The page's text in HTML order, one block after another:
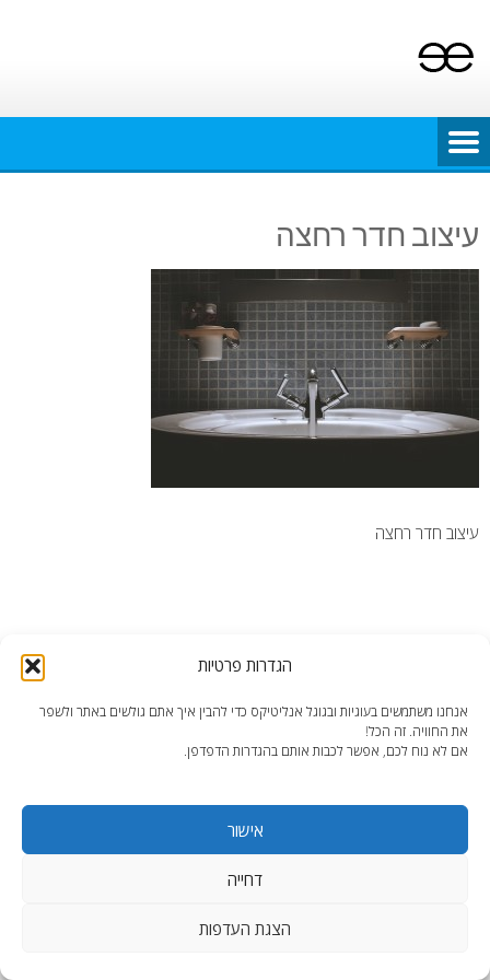
הגדרות פרטיות
אנחנו משתמשים בעוגיות ובגוגל אנליטיקס כדי להבין איך אתם גולשים באתר ולשפר
את החוויה. זה הכל!
אם לא נוח לכם, אפשר לכבות אותם בהגדרות הדפדפן.
אישור
דחייה
הצגת העדפות
content
עיצוב חדר רחצה
עיצוב חדר רחצה
WordPress Theme :AccessPress Lite